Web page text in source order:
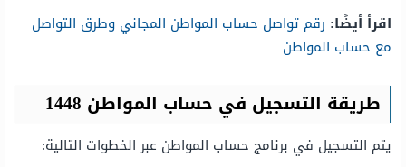
اقرأ أيضًا: رقم تواصل حساب المواطن المجاني وطرق التواصل
مع حساب المواطن
طريقة التسجيل في حساب المواطن 1448
يتم التسجيل في برنامج حساب المواطن عبر الخطوات التالية: